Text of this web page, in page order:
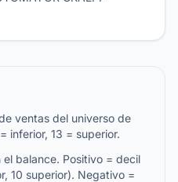
ventas del universo de
inferior, 13 = superior.
balance. Positivo = decil
10 superior). Negativo =